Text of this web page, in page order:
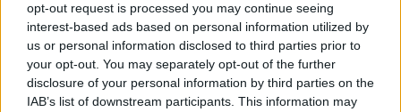
opt-out request is processed you may continue seeing
interest-based ads based on personal information utilized by
us or personal information disclosed to third parties prior to
your opt-out. You may separately opt-out of the further
disclosure of your personal information by third parties on the
IAB’s list of downstream participants. This information may
regalo, y cada vez que nos sentamos a la mesa,
tenemos la oportunidad de celebrar lo que el
mundo tiene para ofrecer.
Así que, la próxima vez que te enfrentes a un plato